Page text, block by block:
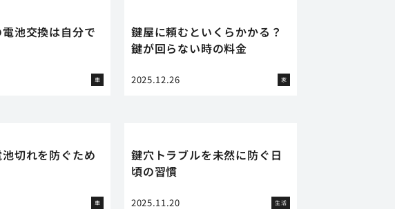
池交換は自分で
車
鍵屋に頼むといくらかかる？
鍵が回らない時の料金
2025.12.26 家
切れを防ぐため
車
鍵穴トラブルを未然に防ぐ日
頃の習慣
2025.11.20 生活